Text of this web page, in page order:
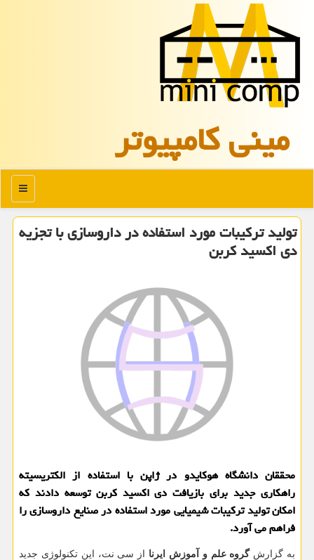
مینی كامپیوتر
منو
تولید ترکیبات مورد استفاده در داروسازی با تجزیه
دی اکسید کربن
محققان دانشگاه هوکایدو در ژاپن با استفاده از الکتریسیته
راهکاری جدید برای بازیافت دی اکسید کربن توسعه دادند که
امکان تولید ترکیبات شیمیایی مورد استفاده در صنایع داروسازی را
فراهم می آورد.
به گزارشگروه علم و آموزش ایرنا از سی نت، این تکنولوژی جدید